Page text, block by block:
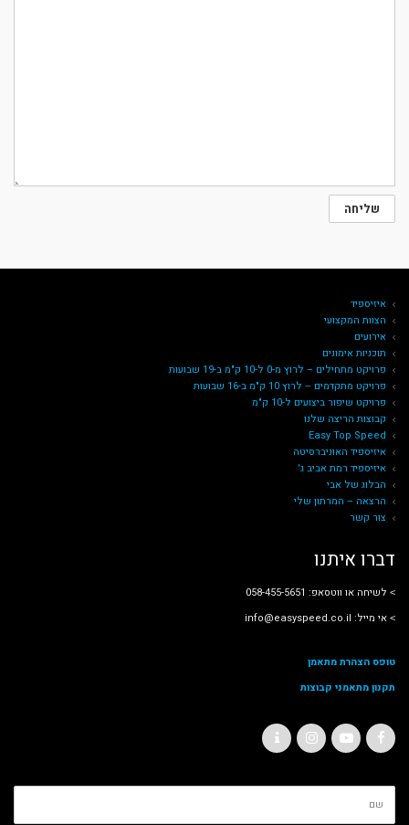
איזיספיד
הצוות המקצועי
אירועים
תוכניות אימונים
פרויקט מתחילים – לרוץ מ-0 ל-10 ק"מ ב-19 שבועות
פרויקט מתקדמים – לרוץ 10 ק"מ ב-16 שבועות
פרויקט שיפור ביצועים ל-10 ק"מ
קבוצות הריצה שלנו
Easy Top Speed
איזיספיד האוניברסיטה
איזיספיד רמת אביב ג'
הבלוג של אבי
הרצאה – המרתון שלי
צור קשר
דברו איתנו
˂ לשיחה או ווטסאפ: 058-455-5651
˂ אי מייל: info@easyspeed.co.il
טופס הצהרת מתאמן
תקנון מתאמני קבוצות
ש
ל